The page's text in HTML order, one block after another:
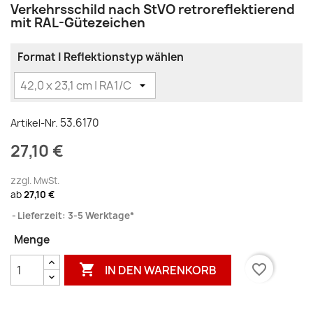
Verkehrsschild nach StVO retroreflektierend
mit RAL-Gütezeichen
Format | Reflektionstyp wählen
Artikel-Nr. 53.6170
27,10 €
zzgl. MwSt.
ab27,10 €
Lieferzeit: 3-5 Werktage*
Menge
 IN DEN WARENKORB favorite_border